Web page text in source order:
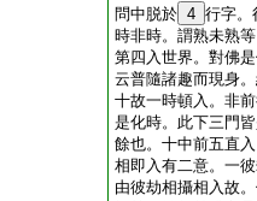
問中脱於 4 行字。
時非時。謂熟未熟
第四入世界。對佛
云普隨諸趣而現身
十故一時頓入。非
是化時。此下三門
餘也。十中前五直
相即入有二意。一
由彼劫相攝相入故